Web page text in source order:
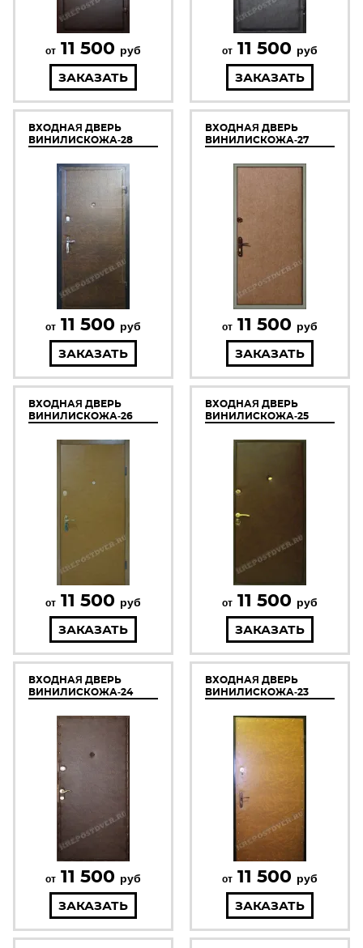
от 11 500 руб
ЗАКАЗАТЬ
от 11 500 руб
ЗАКАЗАТЬ
ВХОДНАЯ ДВЕРЬ
ВИНИЛИСКОЖА-28
от 11 500 руб
ЗАКАЗАТЬ
ВХОДНАЯ ДВЕРЬ
ВИНИЛИСКОЖА-27
от 11 500 руб
ЗАКАЗАТЬ
ВХОДНАЯ ДВЕРЬ
ВИНИЛИСКОЖА-26
от 11 500 руб
ЗАКАЗАТЬ
ВХОДНАЯ ДВЕРЬ
ВИНИЛИСКОЖА-25
от 11 500 руб
ЗАКАЗАТЬ
ВХОДНАЯ ДВЕРЬ
ВИНИЛИСКОЖА-24
от 11 500 руб
ЗАКАЗАТЬ
ВХОДНАЯ ДВЕРЬ
ВИНИЛИСКОЖА-23
от 11 500 руб
ЗАКАЗАТЬ